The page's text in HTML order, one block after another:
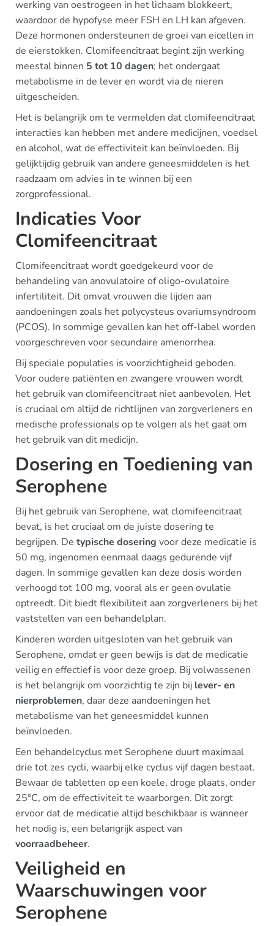
werking van oestrogeen in het lichaam blokkeert,
waardoor de hypofyse meer FSH en LH kan afgeven.
Deze hormonen ondersteunen de groei van eicellen in
de eierstokken. Clomifeencitraat begint zijn werking
meestal binnen 5 tot 10 dagen; het ondergaat
metabolisme in de lever en wordt via de nieren
uitgescheiden.
Het is belangrijk om te vermelden dat clomifeencitraat
interacties kan hebben met andere medicijnen, voedsel
en alcohol, wat de effectiviteit kan beïnvloeden. Bij
gelijktijdig gebruik van andere geneesmiddelen is het
raadzaam om advies in te winnen bij een
zorgprofessional.
Indicaties Voor
Clomifeencitraat
Clomifeencitraat wordt goedgekeurd voor de
behandeling van anovulatoire of oligo-ovulatoire
infertiliteit. Dit omvat vrouwen die lijden aan
aandoeningen zoals het polycysteus ovariumsyndroom
(PCOS). In sommige gevallen kan het off-label worden
voorgeschreven voor secundaire amenorrhea.
Bij speciale populaties is voorzichtigheid geboden.
Voor oudere patiënten en zwangere vrouwen wordt
het gebruik van clomifeencitraat niet aanbevolen. Het
is cruciaal om altijd de richtlijnen van zorgverleners en
medische professionals op te volgen als het gaat om
het gebruik van dit medicijn.
Dosering en Toediening van
Serophene
Bij het gebruik van Serophene, wat clomifeencitraat
bevat, is het cruciaal om de juiste dosering te
begrijpen. De typische dosering voor deze medicatie is
50 mg, ingenomen eenmaal daags gedurende vijf
dagen. In sommige gevallen kan deze dosis worden
verhoogd tot 100 mg, vooral als er geen ovulatie
optreedt. Dit biedt flexibiliteit aan zorgverleners bij het
vaststellen van een behandelplan.
Kinderen worden uitgesloten van het gebruik van
Serophene, omdat er geen bewijs is dat de medicatie
veilig en effectief is voor deze groep. Bij volwassenen
is het belangrijk om voorzichtig te zijn bij lever- en
nierproblemen, daar deze aandoeningen het
metabolisme van het geneesmiddel kunnen
beïnvloeden.
Een behandelcyclus met Serophene duurt maximaal
drie tot zes cycli, waarbij elke cyclus vijf dagen bestaat.
Bewaar de tabletten op een koele, droge plaats, onder
25°C, om de effectiviteit te waarborgen. Dit zorgt
ervoor dat de medicatie altijd beschikbaar is wanneer
het nodig is, een belangrijk aspect van
voorraadbeheer.
Veiligheid en
Waarschuwingen voor
Serophene